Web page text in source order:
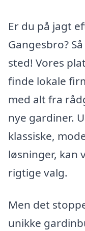
Er du på jagt
Gangesbro?
sted! Vores
finde lokale
med alt fra
nye gardiner.
klassiske,
løsninger, kan
rigtige valg.
Men det
unikke